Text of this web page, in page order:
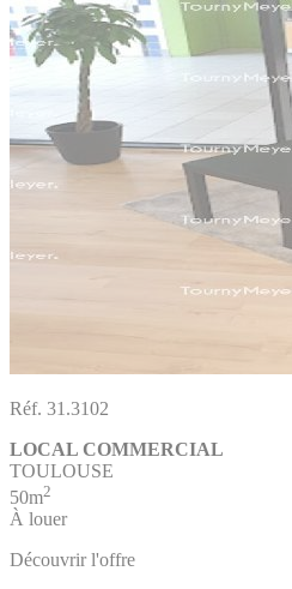
Réf. 31.3102
LOCAL COMMERCIAL
TOULOUSE
50m2
À louer
Découvrir l'offre